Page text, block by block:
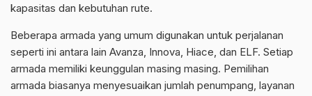
kapasitas dan kebutuhan rute.
Beberapa armada yang umum digunakan untuk perjalanan
seperti ini antara lain Avanza, Innova, Hiace, dan ELF. Setiap
armada memiliki keunggulan masing masing. Pemilihan
armada biasanya menyesuaikan jumlah penumpang, layanan